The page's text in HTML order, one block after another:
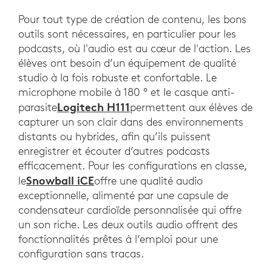
Pour tout type de création de contenu, les bons
outils sont nécessaires, en particulier pour les
podcasts, où l'audio est au cœur de l'action. Les
élèves ont besoin d’un équipement de qualité
studio à la fois robuste et confortable. Le
microphone mobile à 180 ° et le casque anti-
parasiteLogitech H111permettent aux élèves de
capturer un son clair dans des environnements
distants ou hybrides, afin qu’ils puissent
enregistrer et écouter d’autres podcasts
efficacement. Pour les configurations en classe,
leSnowball iCEoffre une qualité audio
exceptionnelle, alimenté par une capsule de
condensateur cardioïde personnalisée qui offre
un son riche. Les deux outils audio offrent des
fonctionnalités prêtes à l’emploi pour une
configuration sans tracas.